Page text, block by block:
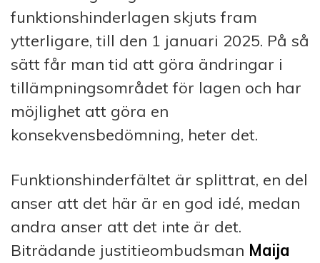
funktionshinderlagen skjuts fram
ytterligare, till den 1 januari 2025. På så
sätt får man tid att göra ändringar i
tillämpningsområdet för lagen och har
möjlighet att göra en
konsekvensbedömning, heter det.
Funktionshinderfältet är splittrat, en del
anser att det här är en god idé, medan
andra anser att det inte är det.
Biträdande justitieombudsman Maija